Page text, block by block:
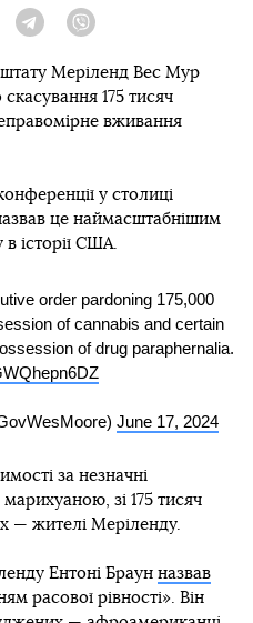
Twitter Telegram
Меріленд Вес Мур
175 тисяч
вживання
у столиці
це наймасштабнішим
історії США.
order pardoning 175,000
of cannabis and certain
of drug paraphernalia.
June 17, 2024
за незначні
зі 175 тисяч
— жителі Меріленду.
Ентоні Браун назвав
расової рівності». Він